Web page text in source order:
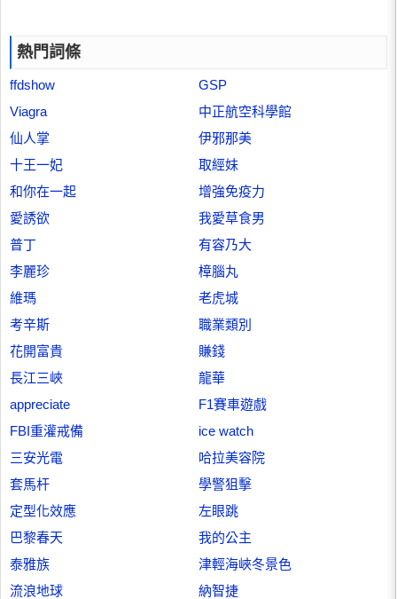
熱門詞條
ffdshow
GSP
Viagra
中正航空科學館
仙人掌
伊邪那美
十王一妃
取經妹
和你在一起
增強免疫力
愛誘欲
我愛草食男
普丁
有容乃大
李麗珍
樟腦丸
維瑪
老虎城
考辛斯
職業類別
花開富貴
賺錢
長江三峽
龍華
appreciate
F1賽車遊戲
FBI重灌戒備
ice watch
三安光電
哈拉美容院
套馬杆
學警狙擊
定型化效應
左眼跳
巴黎春天
我的公主
泰雅族
津輕海峽冬景色
流浪地球
納智捷